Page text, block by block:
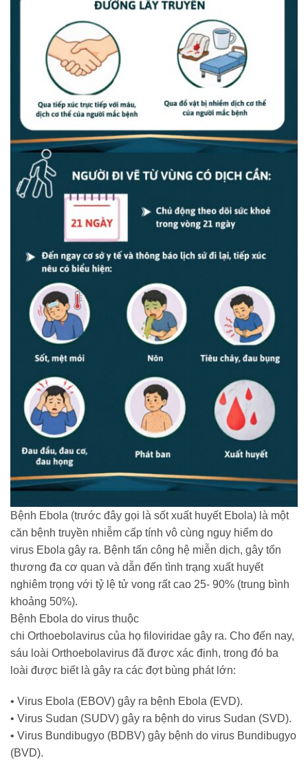
Bệnh Ebola (trước đây gọi là sốt xuất huyết Ebola) là một
căn bệnh truyền nhiễm cấp tính vô cùng nguy hiểm do
virus Ebola gây ra. Bệnh tấn công hệ miễn dịch, gây tổn
thương đa cơ quan và dẫn đến tình trạng xuất huyết
nghiêm trọng với tỷ lệ tử vong rất cao 25- 90% (trung bình
khoảng 50%).
Bệnh Ebola do virus thuộc
chi Orthoebolavirus của họ filoviridae gây ra. Cho đến nay,
sáu loài Orthoebolavirus đã được xác định, trong đó ba
loài được biết là gây ra các đợt bùng phát lớn:
• Virus Ebola (EBOV) gây ra bệnh Ebola (EVD).
• Virus Sudan (SUDV) gây ra bệnh do virus Sudan (SVD).
• Virus Bundibugyo (BDBV) gây bệnh do virus Bundibugyo
(BVD).